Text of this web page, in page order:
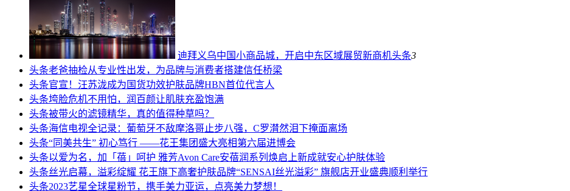
迪拜义乌中国小商品城，开启中东区域展贸新商机头条3
头条老爸抽检从专业性出发，为品牌与消费者搭建信任桥梁
头条官宣！汪苏泷成为国货功效护肤品牌HBN首位代言人
头条垮脸危机不用怕，润百颜让肌肤充盈饱满
头条被带火的滤镜精华，真的值得种草吗？
头条海信电视全记录：葡萄牙不敌摩洛哥止步八强，C罗潸然泪下掩面离场
头条“同美共生” 初心笃行 ——花王集团盛大亮相第六届进博会
头条以爱为名，加「蓓」呵护 雅芳Avon Care安蓓润系列焕启上新成就安心护肤体验
头条丝光启幕，溢彩绽耀 花王旗下高奢护肤品牌“SENSAI丝光溢彩” 旗舰店开业盛典顺利举行
头条2023艺星全球星粉节，携手美力亚运，点亮美力梦想！